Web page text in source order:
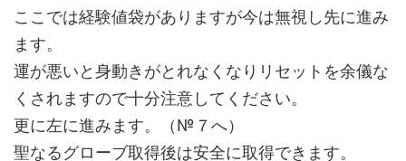
ここでは経験値袋がありますが今は無視し先に進み
ます。
運が悪いと身動きがとれなくなりリセットを余儀な
くされますので十分注意してください。
更に左に進みます。（№７へ）
聖なるグローブ取得後は安全に取得できます。